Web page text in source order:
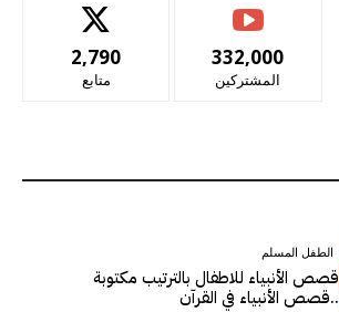
2,790
متابع
332,000
المشتركين
الطفل المسلم
قصص الأنبياء للاطفال بالترتيب مكتوبة
..قصص الأنبياء في القرآن